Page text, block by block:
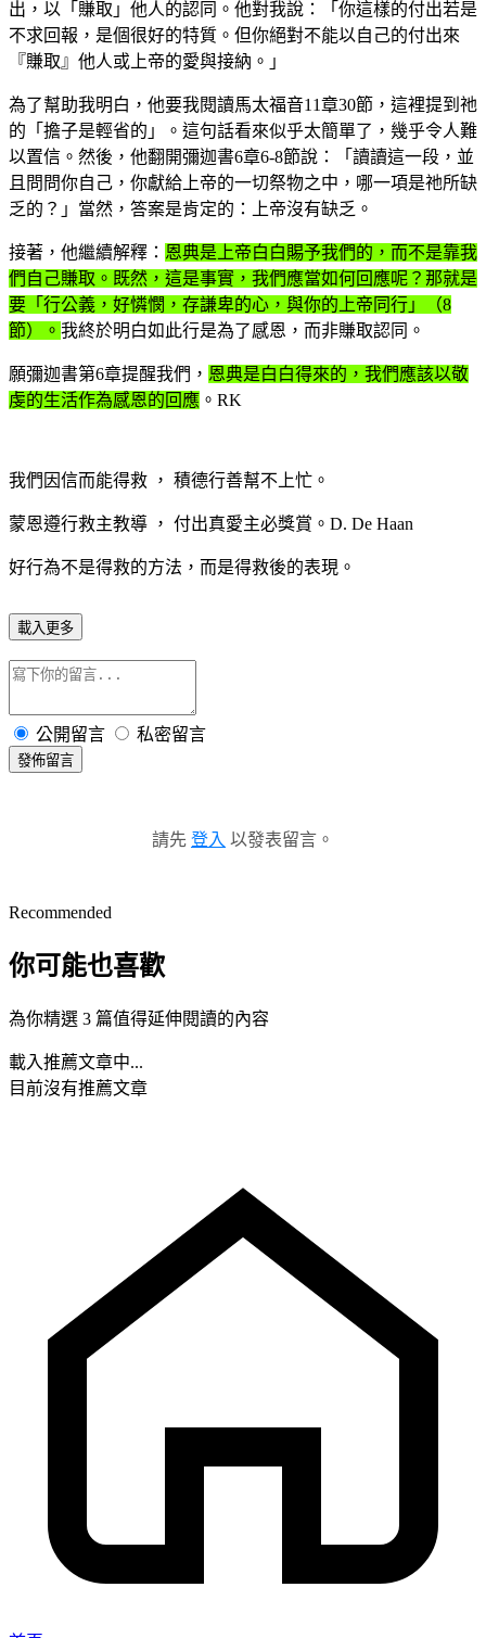
出，以「賺取」他人的認同。他對我說：「你這樣的付出若是
不求回報，是個很好的特質。但你絕對不能以自己的付出來
『賺取』他人或上帝的愛與接納。」
為了幫助我明白，他要我閱讀馬太福音11章30節，這裡提到祂
的「擔子是輕省的」。這句話看來似乎太簡單了，幾乎令人難
以置信。然後，他翻開彌迦書6章6-8節說：「讀讀這一段，並
且問問你自己，你獻給上帝的一切祭物之中，哪一項是祂所缺
乏的？」當然，答案是肯定的：上帝沒有缺乏。
接著，他繼續解釋： 恩典是上帝白白賜予我們的，而不是靠我
們自己賺取。既然，這是事實，我們應當如何回應呢？那就是
要「行公義，好憐憫，存謙卑的心，與你的上帝同行」（8
節）。 我終於明白如此行是為了感恩，而非賺取認同。
願彌迦書第6章提醒我們， 恩典是白白得來的，我們應該以敬
虔的生活作為感恩的回應 。RK
我們因信而能得救 ， 積德行善幫不上忙。
蒙恩遵行救主教導 ， 付出真愛主必獎賞。D. De Haan
好行為不是得救的方法，而是得救後的表現。
載入更多
公開留言 私密留言
發佈留言
請先 登入 以發表留言。
Recommended
你可能也喜歡
為你精選 3 篇值得延伸閱讀的內容
載入推薦文章中...
目前沒有推薦文章